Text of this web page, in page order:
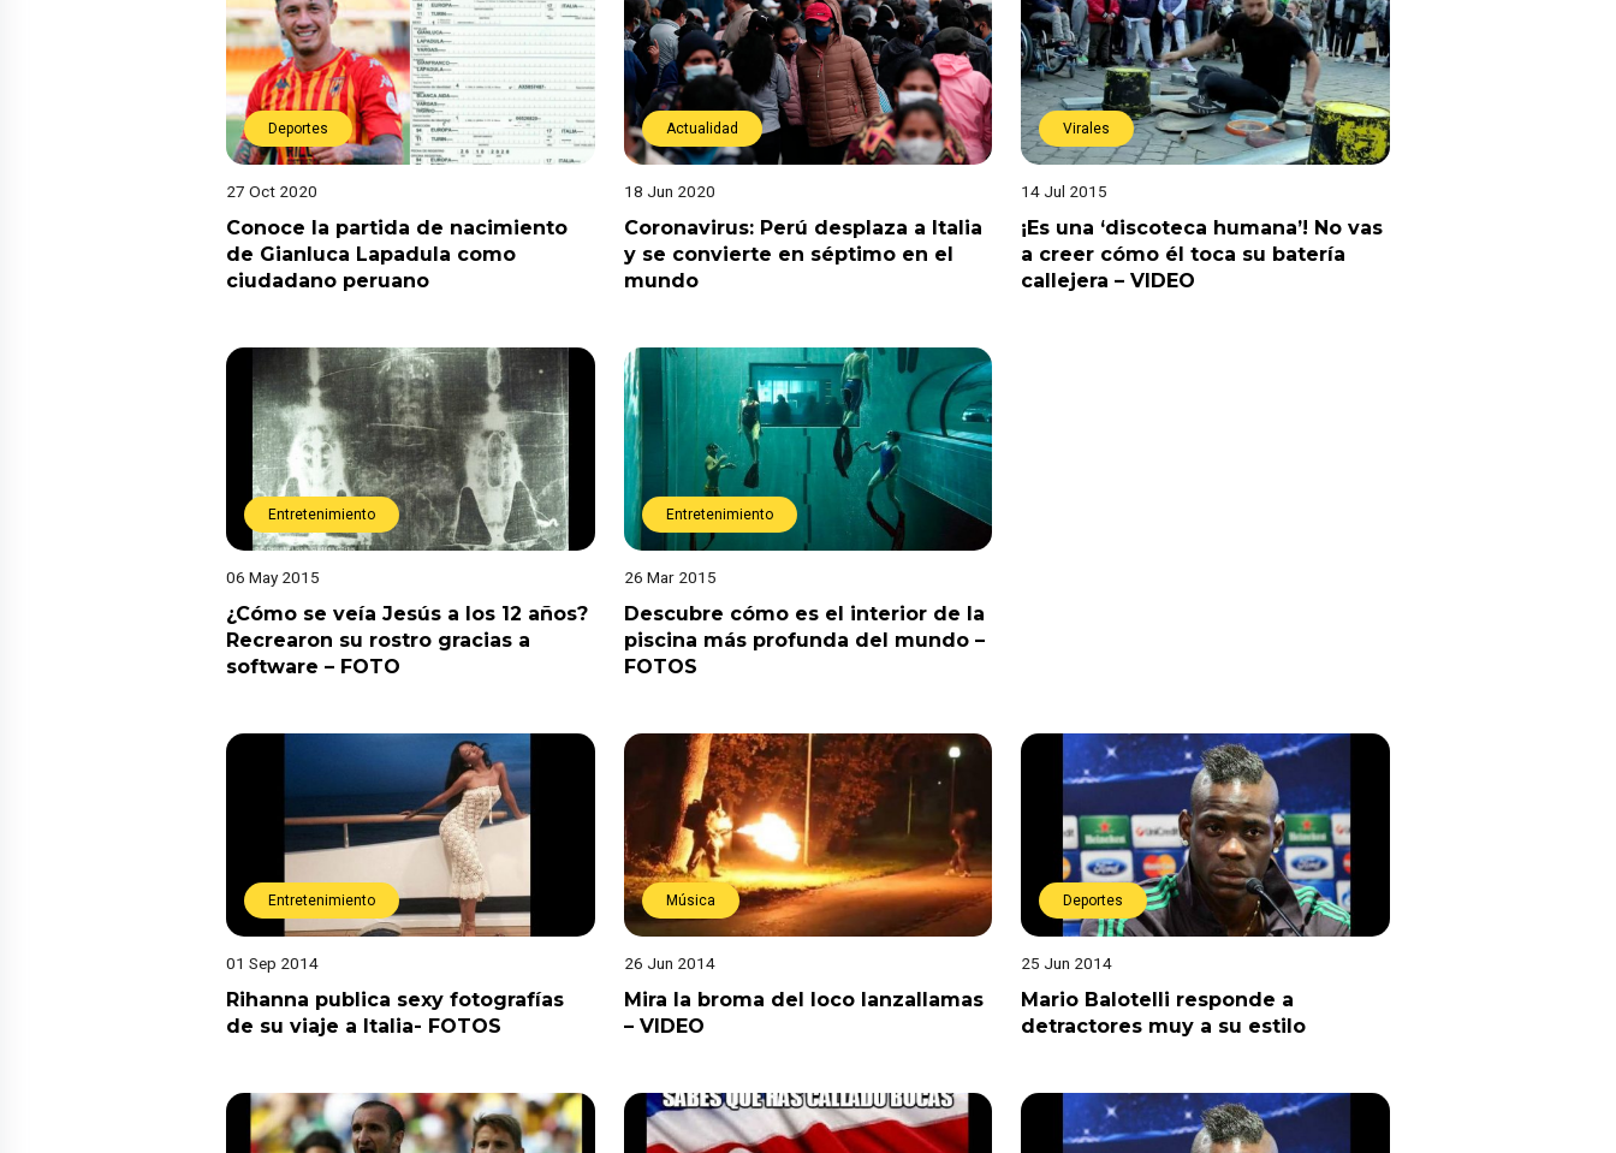
Deportes
27 Oct 2020
Conoce la partida de nacimiento
de Gianluca Lapadula como
ciudadano peruano
Actualidad
18 Jun 2020
Coronavirus: Perú desplaza a Italia
y se convierte en séptimo en el
mundo
Virales
14 Jul 2015
¡Es una ‘discoteca humana’! No vas
a creer cómo él toca su batería
callejera – VIDEO
Entretenimiento
06 May 2015
¿Cómo se veía Jesús a los 12 años?
Recrearon su rostro gracias a
software – FOTO
Entretenimiento
26 Mar 2015
Descubre cómo es el interior de la
piscina más profunda del mundo –
FOTOS
Entretenimiento
01 Sep 2014
Rihanna publica sexy fotografías
de su viaje a Italia- FOTOS
Música
26 Jun 2014
Mira la broma del loco lanzallamas
– VIDEO
Deportes
25 Jun 2014
Mario Balotelli responde a
detractores muy a su estilo